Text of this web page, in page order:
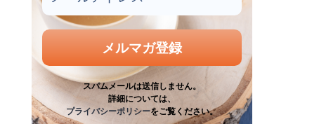
スパムメールは送信しません。
詳細については、
プライバシーポリシーをご覧ください。